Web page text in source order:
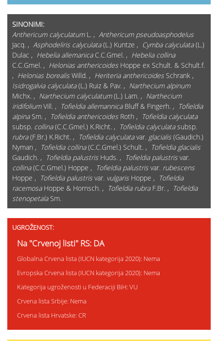
SINONIMI:
Anthericum calyculatumL. , Anthericum pseudoasphodelus
Jacq. , Asphodeliris calyculata(L.) Kuntze , Cymba calyculata(L.)
Dulac , Hebelia allemanicaC.C.Gmel. , Hebelia collina
C.C.Gmel. , Helonias anthericoides Hoppe ex Schult. & Schult.f.
, Helonias borealis Willd. , Heriteria anthericoides Schrank ,
Isidrogalvia calyculata(L.) Ruiz & Pav. , Narthecium alpinum
Michx. , Narthecium calyculatum(L.) Lam. , Narthecium
iridifoliumVill. , Tofieldia allemannicaBluff & Fingerh. , Tofieldia
alpinaSm. , Tofieldia anthericoides Roth , Tofieldia calyculata
subsp. collina(C.C.Gmel.) K.Richt. , Tofieldia calyculatasubsp.
rubra(F.Br.) K.Richt. , Tofieldia calyculatavar. glacialis (Gaudich.)
Nyman , Tofieldia collina(C.C.Gmel.) Schult. , Tofieldia glacialis
Gaudich. , Tofieldia palustris Huds. , Tofieldia palustris var.
collina(C.C.Gmel.) Hoppe , Tofieldia palustris var. rubescens
Hoppe , Tofieldia palustris var. vulgaris Hoppe , Tofieldia
racemosaHoppe & Hornsch. , Tofieldia rubraF.Br. , Tofieldia
stenopetalaSm.
UGROŽENOST:
Na "Crvenoj listi" RS: DA
Globalna Crvena lista (IUCN kategorija 2020): Nema
Evropska Crvena lista (IUCN kategorija 2020): Nema
Kategorija ugroženosti u Federaciji BiH: VU
Crvena lista Srbije: Nema
Crvena lista Hrvatske: CR